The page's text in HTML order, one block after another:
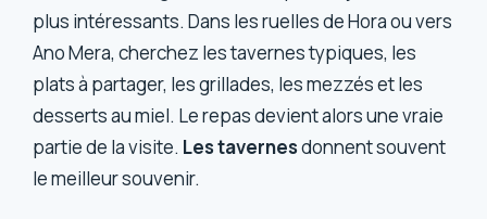
plus intéressants. Dans les ruelles de Hora ou vers
Ano Mera, cherchez les tavernes typiques, les
plats à partager, les grillades, les mezzés et les
desserts au miel. Le repas devient alors une vraie
partie de la visite. Les tavernesdonnent souvent
le meilleur souvenir.